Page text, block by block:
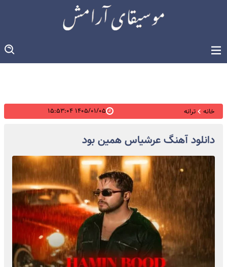
خانه ترانه ۱۴۰۵/۰۱/۰۵ ۱۵:۵۳:۰۴
دانلود آهنگ عرشیاس همین بود